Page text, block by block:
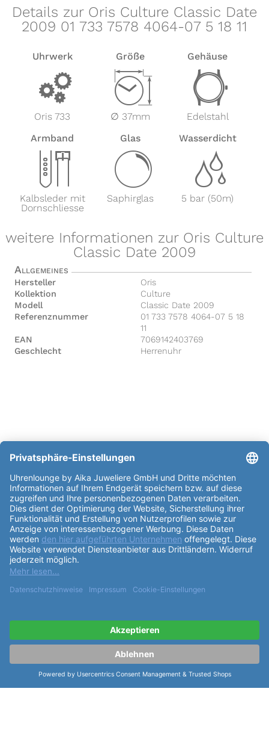
Details zur Oris Culture Classic Date
2009 01 733 7578 4064-07 5 18 11
Uhrwerk
v
Oris 733
Größe
Z
∅ 37mm
Gehäuse
w
Edelstahl
Armband
x
Kalbsleder mit
Dornschliesse
Glas
y
Saphirglas
Wasserdicht
z
5 bar (50m)
weitere Informationen zur Oris Culture
Classic Date 2009
Allgemeines
Hersteller
Oris
Kollektion
Culture
Modell
Classic Date 2009
Referenznummer
01 733 7578 4064-07 5 18
11
EAN
7069142403769
Geschlecht
Herrenuhr